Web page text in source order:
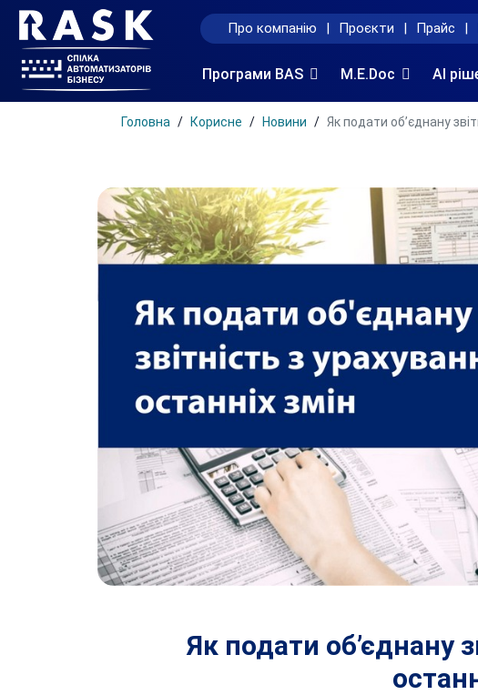
Про компанію | Проєкти | Прайс |
Програми BAS M.E.Doc AI
Головна Корисне Новини Як подати об’єднану
Як подати об’єднану